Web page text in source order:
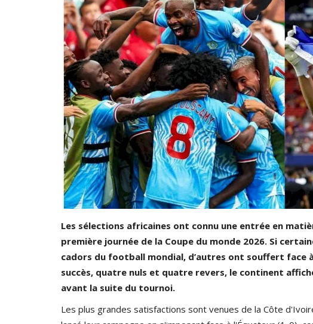
Les sélections africaines ont connu une entrée en
première journée de la Coupe du monde 2026. Si
cadors du football mondial, d’autres ont souffert face
succès, quatre nuls et quatre revers, le continent
avant la suite du tournoi.
Les plus grandes satisfactions sont venues de la Côte
Basketball
AFROBASKET DAMES 2025 : LES DEMI-
FINALES S'ANNONCENT PALPITANTES...